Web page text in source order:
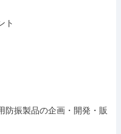
ト
防振製品の企画・開発・販